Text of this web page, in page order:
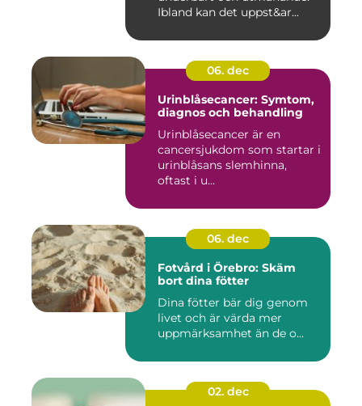
Ibland kan det uppst&ar...
06. dec
Urinblåsecancer: Symtom,
diagnos och behandling
Urinblåsecancer är en
cancersjukdom som startar i
urinblåsans slemhinna,
oftast i u...
06. dec
Fotvård i Örebro: Skäm
bort dina fötter
Dina fötter bär dig genom
livet och är värda mer
uppmärksamhet än de o...
02. dec